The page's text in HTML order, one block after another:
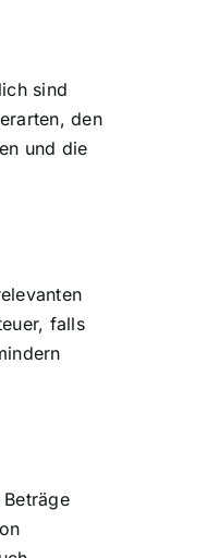
sind
den
und die
falls